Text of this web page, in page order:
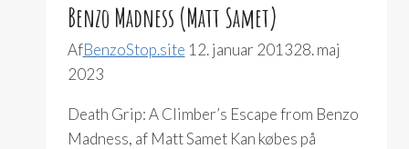
Benzo Madness (Matt Samet)
AfBenzoStop.site 12. januar 201328. maj
2023
Death Grip: A Climber’s Escape from Benzo
Madness, af Matt Samet Kan købes på